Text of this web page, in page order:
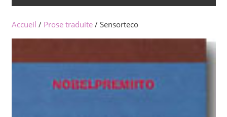
Accueil / Prose traduite/ Sensorteco